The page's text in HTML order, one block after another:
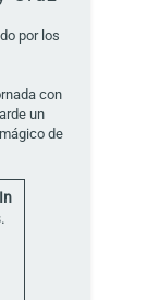
por los
con
un
de